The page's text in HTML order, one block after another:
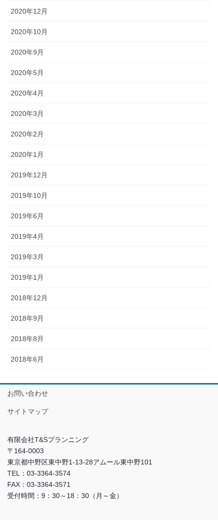
2020年12月
2020年10月
2020年9月
2020年5月
2020年4月
2020年3月
2020年2月
2020年1月
2019年12月
2019年10月
2019年6月
2019年4月
2019年3月
2019年1月
2018年12月
2018年9月
2018年8月
2018年6月
お問い合わせ
サイトマップ
有限会社T&Sプランニング
〒164-0003
東京都中野区東中野1-13-28アムール東中野101
TEL：03-3364-3574
FAX：03-3364-3571
受付時間：9：30～18：30（月～金）